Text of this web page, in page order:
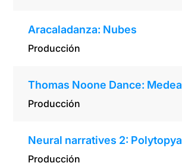
Aracaladanza: Nubes
Producción
Thomas Noone Dance: Medea
Producción
Neural narratives 2: Polytopya
Producción